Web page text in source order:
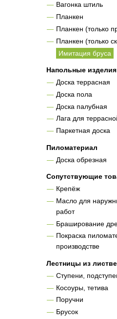
Вагонка штиль
Планкен
Планкен (только
Планкен (только
Имитация бруса
Напольные изделия
Доска террасная
Доска пола
Доска палубная
Лага для
Паркетная доска
Пиломатериал
Доска обрезная
Сопутствующие
Крепёж
Масло для
работ
Браширование
Покраска
производстве
Лестницы из
Ступени,
Косоуры, тетива
Поручни
Брусок